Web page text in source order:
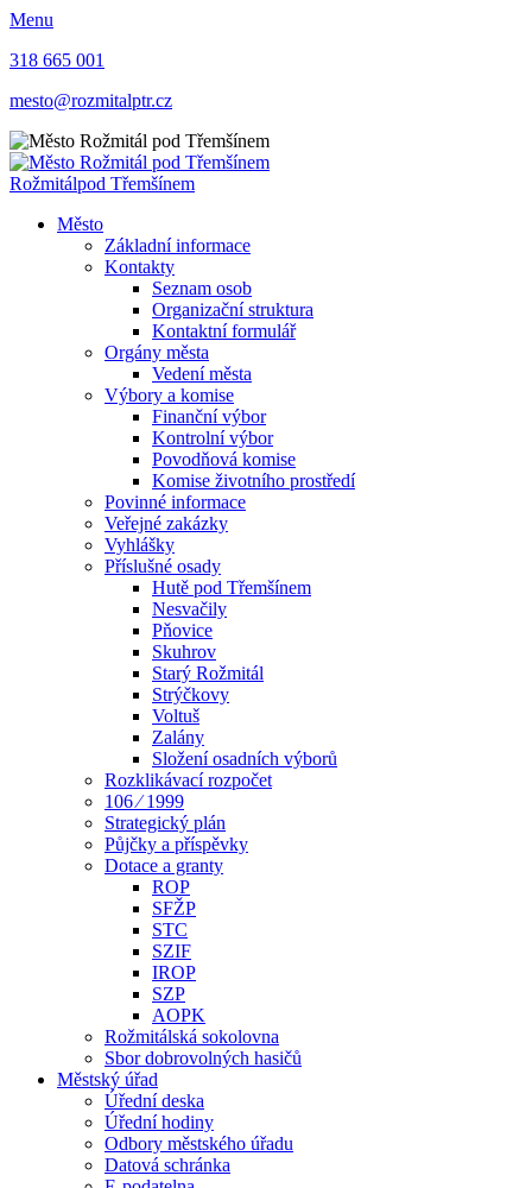
Menu
318 665 001
mesto@rozmitalptr.cz
Rožmitálpod Třemšínem
Město
Základní informace
Kontakty
Seznam osob
Organizační struktura
Kontaktní formulář
Orgány města
Vedení města
Výbory a komise
Finanční výbor
Kontrolní výbor
Povodňová komise
Komise životního prostředí
Povinné informace
Veřejné zakázky
Vyhlášky
Příslušné osady
Hutě pod Třemšínem
Nesvačily
Pňovice
Skuhrov
Starý Rožmitál
Strýčkovy
Voltuš
Zalány
Složení osadních výborů
Rozklikávací rozpočet
106 ⁄ 1999
Strategický plán
Půjčky a příspěvky
Dotace a granty
ROP
SFŽP
STC
SZIF
IROP
SZP
AOPK
Rožmitálská sokolovna
Sbor dobrovolných hasičů
Městský úřad
Úřední deska
Úřední hodiny
Odbory městského úřadu
Datová schránka